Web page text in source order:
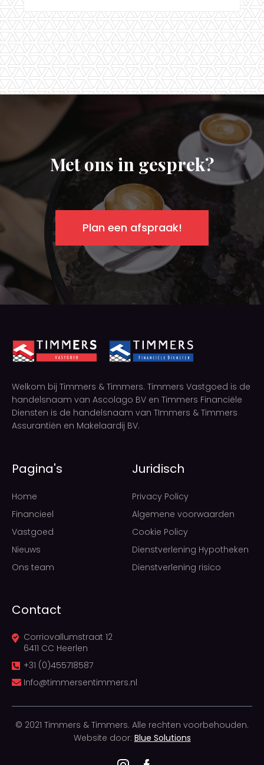
Met ons in gesprek?
Plan een afspraak!
Welkom bij Timmers & Timmers. Timmers Vastgoed is de
handelsnaam van Ascolago BV en Timmers Financiële
Diensten is de handelsnaam van TImmers & Timmers
Assurantiën en Makelaardij BV.
Pagina's
Home
Financieel
Vastgoed
Nieuws
Ons team
Juridisch
Privacy Policy
Algemene voorwaarden
Cookie Policy
Dienstverlening Hypotheken
Dienstverlening risico
Contact
Corriovallumstraat 12
6411 CC Heerlen
+31 (0)455718587
Info@timmersentimmers.nl
© 2021 Timmers & Timmers. Alle rechten voorbehouden.
Website door: Blue Solutions